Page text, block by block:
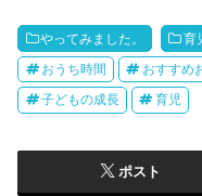
やってみました。 育
おうち時間 おすすめ
子どもの成長 育児
ポスト